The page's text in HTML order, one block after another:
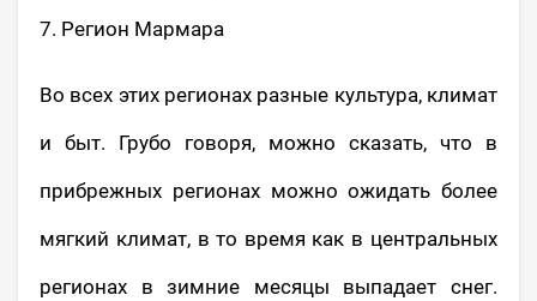
7. Регион Мармара
Во всех этих регионах разные культура, климат
и быт. Грубо говоря, можно сказать, что в
прибрежных регионах можно ожидать более
мягкий климат, в то время как в центральных
регионах в зимние месяцы выпадает снег.